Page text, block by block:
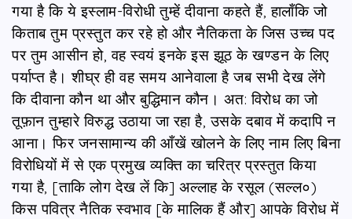
गया है कि ये इस्लाम-विरोधी तुम्हें दीवाना कहते हैं, हालाँकि जो
किताब तुम प्रस्तुत कर रहे हो और नैतिकता के जिस उच्च पद
पर तुम आसीन हो, वह स्वयं इनके इस झूठ के खण्डन के लिए
पर्याप्त है। शीघ्र ही वह समय आनेवाला है जब सभी देख लेंगे
कि दीवाना कौन था और बुद्धिमान कौन। अत: विरोध का जो
तूफ़ान तुम्हारे विरुद्ध उठाया जा रहा है, उसके दबाव में कदापि न
आना। फिर जनसामान्य की आँखें खोलने के लिए नाम लिए बिना
विरोधियों में से एक प्रमुख व्यक्ति का चरित्र प्रस्तुत किया
गया है, [ताकि लोग देख लें कि] अल्लाह के रसूल (सल्ल०)
किस पवित्र नैतिक स्वभाव [के मालिक हैं और] आपके विरोध में